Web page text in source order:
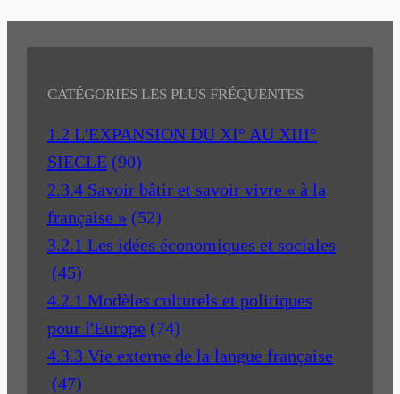
CATÉGORIES LES PLUS FRÉQUENTES
1.2 L'EXPANSION DU XI° AU XIII°
SIECLE (90)
2.3.4 Savoir bâtir et savoir vivre « à la
française » (52)
3.2.1 Les idées économiques et sociales
(45)
4.2.1 Modèles culturels et politiques
pour l'Europe (74)
4.3.3 Vie externe de la langue française
(47)